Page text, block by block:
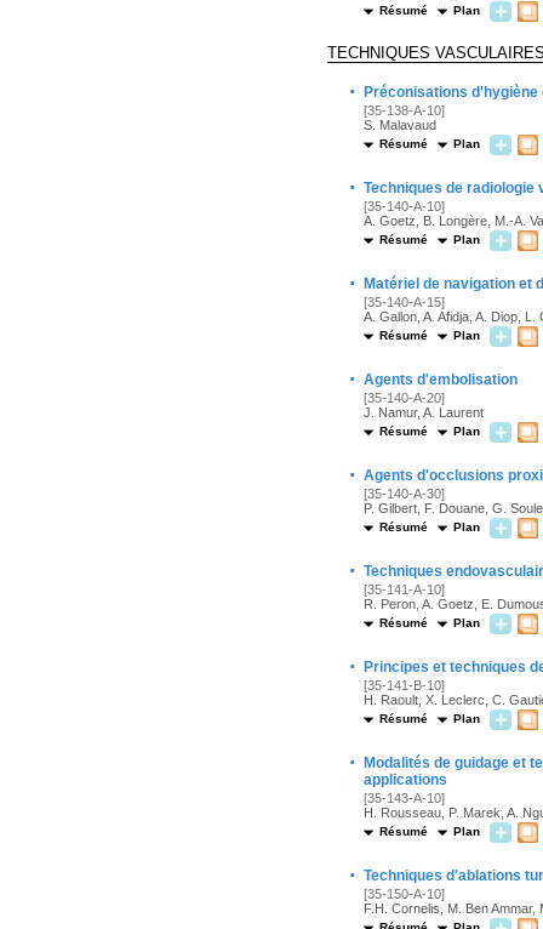
Résumé Plan
TECHNIQUES
· Préconisations
[35-138-A-10]
S. Malavaud
Résumé Plan
· Techniques de
[35-140-A-10]
A. Goetz, B. Longère, M.-A.
Résumé Plan
· Matériel de navigation et
[35-140-A-15]
A. Gallon, A. Afidja, A. Diop,
Résumé Plan
· Agents d'embolisation
[35-140-A-20]
J. Namur, A. Laurent
Résumé Plan
· Agents d'occlusions
[35-140-A-30]
P. Gilbert, F. Douane, G.
Résumé Plan
· Techniques
[35-141-A-10]
R. Peron, A. Goetz, E.
Résumé Plan
· Principes et techniques
[35-141-B-10]
H. Raoult, X. Leclerc, C.
Résumé Plan
·
Modalités de guidage et
applications
[35-143-A-10]
H. Rousseau, P. Marek, A.
Résumé Plan
· Techniques d'ablations
[35-150-A-10]
F.H. Cornelis, M. Ben Ammar,